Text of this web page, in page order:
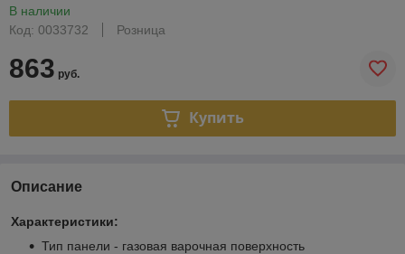
В наличии
Код: 0033732
Розница
863 руб.
Купить
Описание
Характеристики:
Тип панели - газовая варочная поверхность